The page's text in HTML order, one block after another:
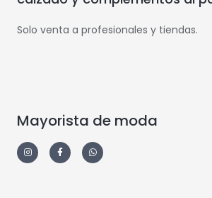
Solo venta a profesionales y tiendas.
Mayorista de moda